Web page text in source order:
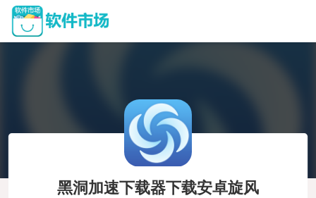
黑洞加速下载器下载安卓旋风